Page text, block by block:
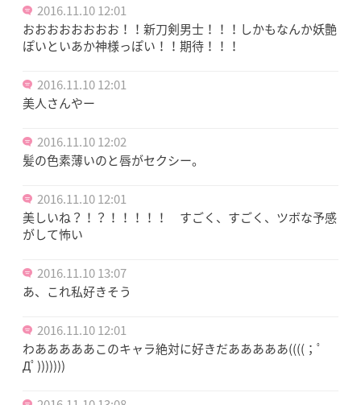
2016.11.10 12:01
おおおおおおおお！！新刀剣男士！！！しかもなんか妖艶
ぽいといあか神様っぽい！！期待！！！
2016.11.10 12:01
美人さんやー
2016.11.10 12:02
髪の色素薄いのと唇がセクシー。
2016.11.10 12:01
美しいね？！？！！！！！ すごく、すごく、ツボな予感
がして怖い
2016.11.10 13:07
あ、これ私好きそう
2016.11.10 12:01
わあああああこのキャラ絶対に好きだあああああ((((；ﾟ
Дﾟ)))))))